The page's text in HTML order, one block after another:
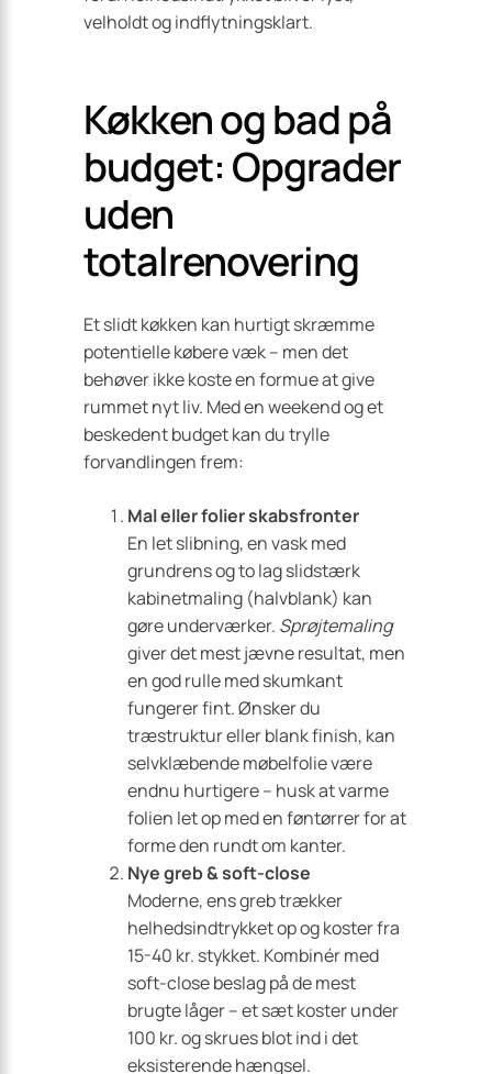
velholdt og indflytningsklart.
Køkken og bad på
budget: Opgrader
uden
totalrenovering
Et slidt køkken kan hurtigt skræmme
potentielle købere væk – men det
behøver ikke koste en formue at give
rummet nyt liv. Med en weekend og et
beskedent budget kan du trylle
forvandlingen frem:
Mal eller folier skabsfronter
En let slibning, en vask med
grundrens og to lag slidstærk
kabinetmaling (halvblank) kan
gøre underværker. Sprøjtemaling
giver det mest jævne resultat, men
en god rulle med skumkant
fungerer fint. Ønsker du
træstruktur eller blank finish, kan
selvklæbende møbel­folie være
endnu hurtigere – husk at varme
folien let op med en føntørrer for at
forme den rundt om kanter.
Nye greb & soft-close
Moderne, ens greb trækker
helhedsindtrykket op og koster fra
15-40 kr. stykket. Kombinér med
soft-close beslag på de mest
brugte låger – et sæt koster under
100 kr. og skrues blot ind i det
eksisterende hængsel.